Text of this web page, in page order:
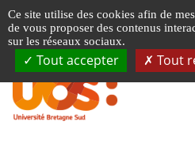
Accéder au site complet
Ce site utilise des cookies afin de
de vous proposer des contenus
sur les réseaux sociaux.
Tout accepter Tout